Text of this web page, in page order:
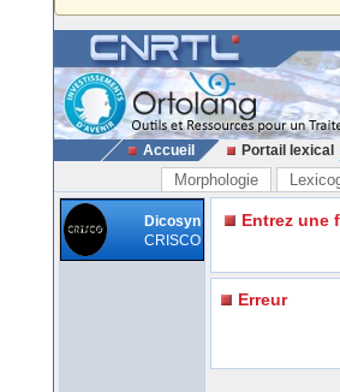
Accueil Portail lexical
Morphologie
Dicosyn
CRISCO
Entrez une
Erreur